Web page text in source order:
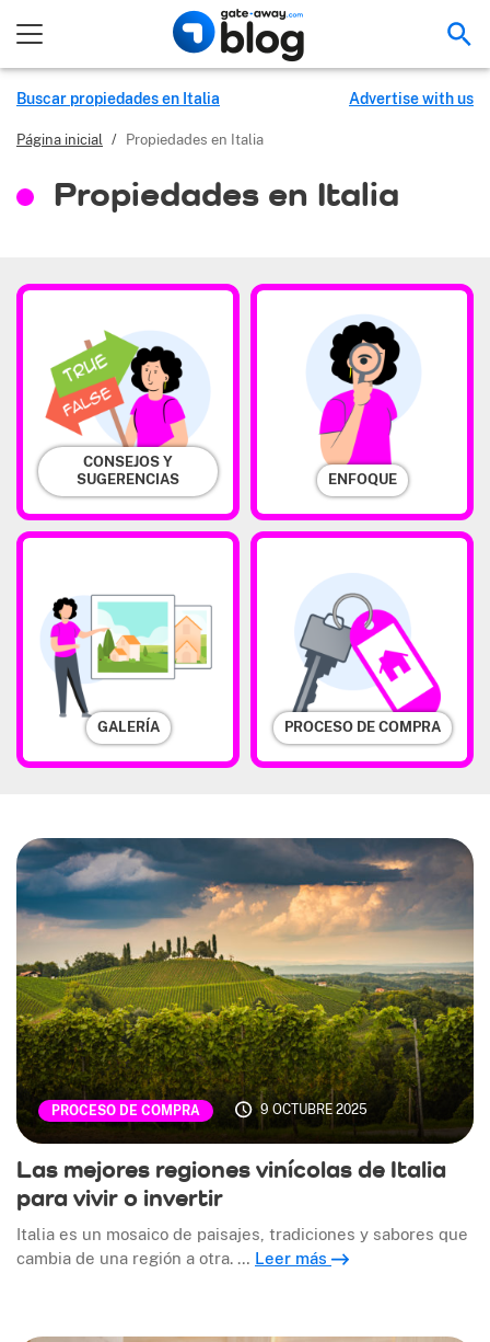
Buscar propiedades en Italia Advertise with us
Página inicial / Propiedades en Italia
Propiedades en Italia
CONSEJOS Y
SUGERENCIAS
ENFOQUE
GALERÍA PROCESO DE COMPRA
PROCESO DE COMPRA 9 OCTUBRE 2025
Las mejores regiones vinícolas de Italia
para vivir o invertir
Italia es un mosaico de paisajes, tradiciones y sabores que
cambia de una región a otra. … Leer más